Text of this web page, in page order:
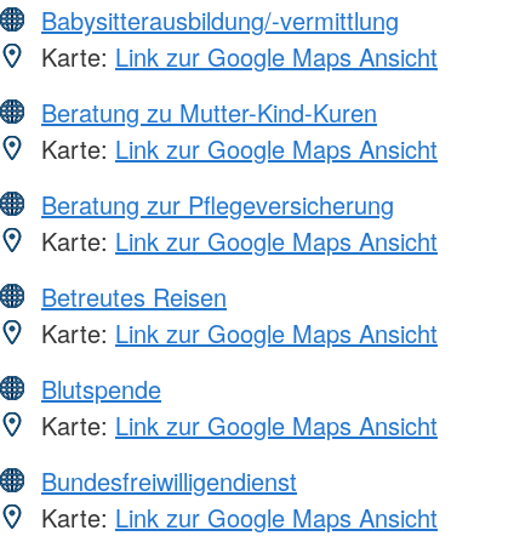
Babysitterausbildung/-vermittlung
Karte: Link zur Google Maps Ansicht
Beratung zu Mutter-Kind-Kuren
Karte: Link zur Google Maps Ansicht
Beratung zur Pflegeversicherung
Karte: Link zur Google Maps Ansicht
Betreutes Reisen
Karte: Link zur Google Maps Ansicht
Blutspende
Karte: Link zur Google Maps Ansicht
Bundesfreiwilligendienst
Karte: Link zur Google Maps Ansicht